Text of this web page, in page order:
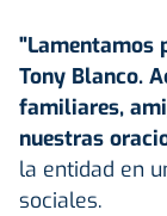
"Lamentamos
Tony Blanco.
familiares,
nuestras
la entidad en
sociales.